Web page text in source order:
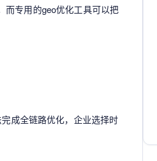
而专用的geo优化工具可以把
成全链路优化，企业选择时